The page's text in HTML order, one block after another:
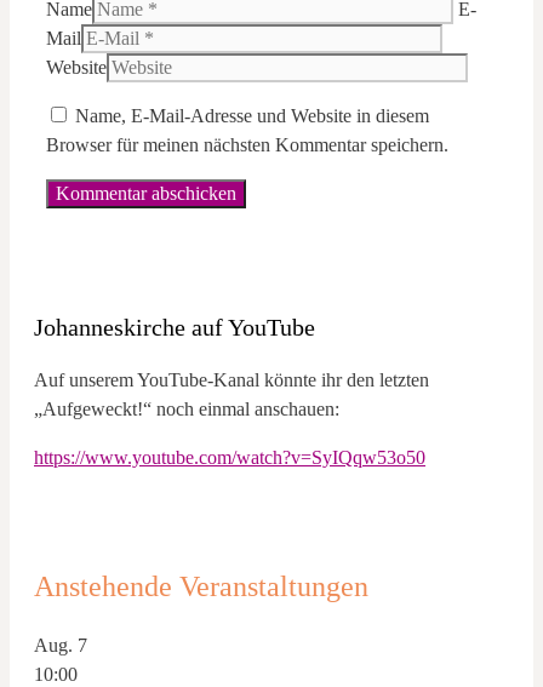
Name
E-
Mail
Website
Name, E-Mail-Adresse und Website in diesem
Browser für meinen nächsten Kommentar speichern.
Johanneskirche auf YouTube
Auf unserem YouTube-Kanal könnte ihr den letzten
„Aufgeweckt!“ noch einmal anschauen:
https://www.youtube.com/watch?v=SyIQqw53o50
Anstehende Veranstaltungen
Aug. 7
10:00